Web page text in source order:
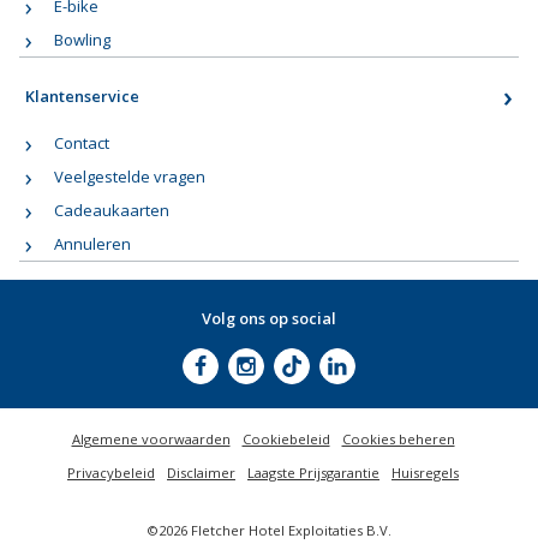
E-bike
Bowling
Klantenservice
Contact
Veelgestelde vragen
Cadeaukaarten
Annuleren
Volg ons op social
©2026 Fletcher Hotel Exploitaties B.V.
Algemene voorwaarden Cookiebeleid
Cookies beheren
Privacybeleid
Disclaimer Laagste Prijsgarantie Huisregels